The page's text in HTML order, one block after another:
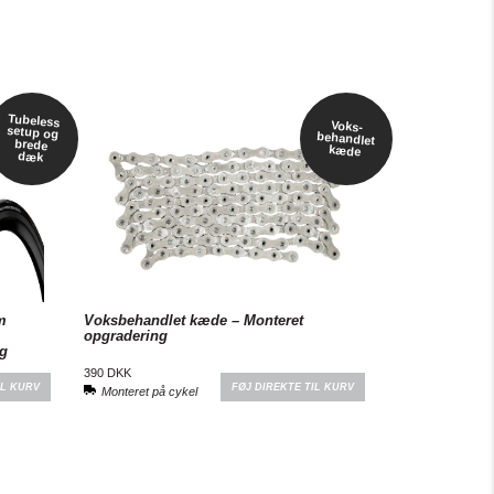
Tubeless
setup og
brede
dæk
KURV
Voks-
behandlet
kæde
Voksbehandlet kæde – Monteret
opgradering
390 DKK
Monteret på cykel
FØJ DIREKTE TIL KURV